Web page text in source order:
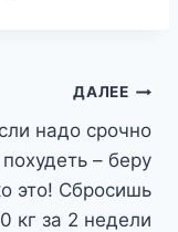
ДАЛЕЕ
надо срочно
похудеть – беру
это! Сбросишь
кг за 2 недели